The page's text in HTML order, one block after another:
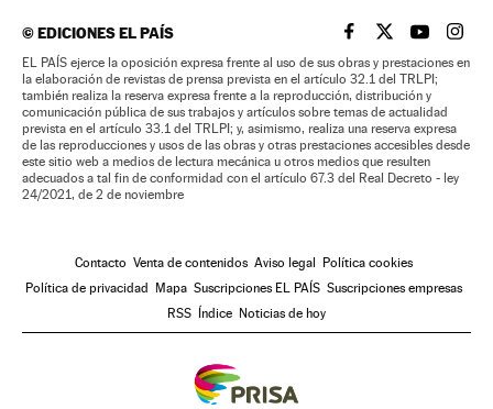
©EDICIONES EL PAÍS EL PAÍS BRASIL EN
EL PAÍSEL PAÍS
EL
EL PAÍS ejerce la oposición expresa frente al uso de sus obras y prestaciones en
la elaboración de revistas de prensa prevista en el artículo 32.1 del TRLPI;
también realiza la reserva expresa frente a la reproducción, distribución y
comunicación pública de sus trabajos y artículos sobre temas de actualidad
prevista en el artículo 33.1 del TRLPI; y, asimismo, realiza una reserva expresa
de las reproducciones y usos de las obras y otras prestaciones accesibles desde
este sitio web a medios de lectura mecánica u otros medios que resulten
adecuados a tal fin de conformidad con el artículo 67.3 del Real Decreto - ley
24/2021, de 2 de noviembre
Contacto Venta de contenidos Aviso legal
Política cookies
Política de privacidad
Mapa Suscripciones EL PAÍS Suscripciones empresas
RSS
Índice Noticias de hoy